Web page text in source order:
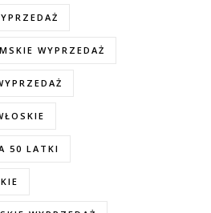
WYPRZEDAŻ
50 LATKI